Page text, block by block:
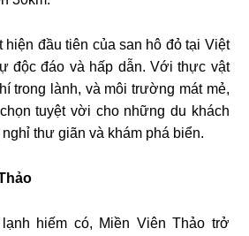
hiện đầu tiên của san hô đỏ tại Việt
độc đáo và hấp dẫn. Với thực vật
trong lành, và môi trường mát mẻ,
tuyệt vời cho những du khách
thư giãn và khám phá biển.
hiếm có, Miền Viên Thảo trở